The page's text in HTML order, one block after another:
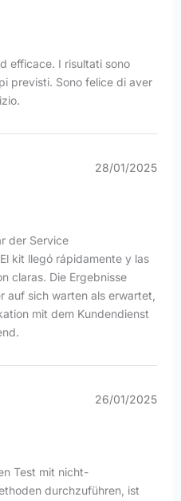
efficace. I risultati sono
previsti. Sono felice di aver
28/01/2025
der Service
kit llegó rápidamente y las
claras. Die Ergebnisse
auf sich warten als erwartet,
mit dem Kundendienst
26/01/2025
Test mit nicht-
durchzuführen, ist